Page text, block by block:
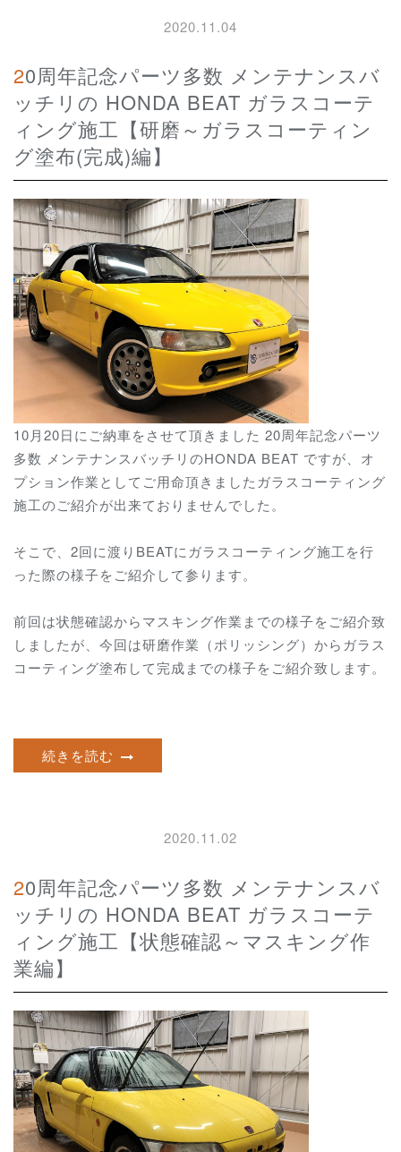
2020.11.04
20周年記念パーツ多数 メンテナンスバ
ッチリの HONDA BEAT ガラスコーテ
ィング施工【研磨～ガラスコーティン
グ塗布(完成)編】
10月20日にご納車をさせて頂きました 20周年記念パーツ
多数 メンテナンスバッチリのHONDA BEAT ですが、オ
プション作業としてご用命頂きましたガラスコーティング
施工のご紹介が出来ておりませんでした。
そこで、2回に渡りBEATにガラスコーティング施工を行
った際の様子をご紹介して参ります。
前回は状態確認からマスキング作業までの様子をご紹介致
しましたが、今回は研磨作業（ポリッシング）からガラス
コーティング塗布して完成までの様子をご紹介致します。
続きを読む
2020.11.02
20周年記念パーツ多数 メンテナンスバ
ッチリの HONDA BEAT ガラスコーテ
ィング施工【状態確認～マスキング作
業編】